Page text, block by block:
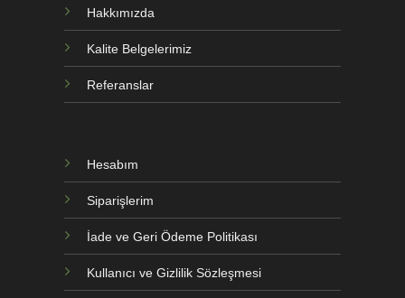
Hakkımızda
Kalite Belgelerimiz
Referanslar
Hesabım
Siparişlerim
İade ve Geri Ödeme Politikası
Kullanıcı ve Gizlilik Sözleşmesi